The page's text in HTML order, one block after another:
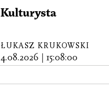
Kulturysta
ŁUKASZ KRUKOWSKI
4.08.2026 15:08:00